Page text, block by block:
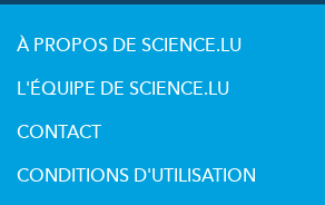
À PROPOS DE SCIENCE.LU
L'ÉQUIPE DE SCIENCE.LU
CONTACT
CONDITIONS D'UTILISATION